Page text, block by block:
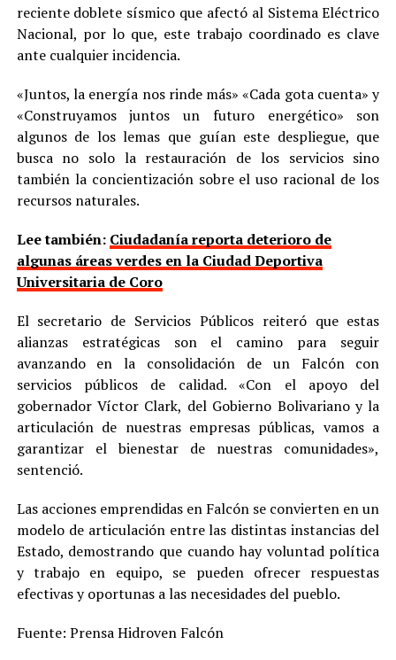
reciente doblete sísmico que afectó al Sistema Eléctrico
Nacional, por lo que, este trabajo coordinado es clave
ante cualquier incidencia.
«Juntos, la energía nos rinde más» «Cada gota cuenta» y
«Construyamos juntos un futuro energético» son
algunos de los lemas que guían este despliegue, que
busca no solo la restauración de los servicios sino
también la concientización sobre el uso racional de los
recursos naturales.
Lee también: Ciudadanía reporta deterioro de
algunas áreas verdes en la Ciudad Deportiva
Universitaria de Coro
El secretario de Servicios Públicos reiteró que estas
alianzas estratégicas son el camino para seguir
avanzando en la consolidación de un Falcón con
servicios públicos de calidad. «Con el apoyo del
gobernador Víctor Clark, del Gobierno Bolivariano y la
articulación de nuestras empresas públicas, vamos a
garantizar el bienestar de nuestras comunidades»,
sentenció.
Las acciones emprendidas en Falcón se convierten en un
modelo de articulación entre las distintas instancias del
Estado, demostrando que cuando hay voluntad política
y trabajo en equipo, se pueden ofrecer respuestas
efectivas y oportunas a las necesidades del pueblo.
Fuente: Prensa Hidroven Falcón